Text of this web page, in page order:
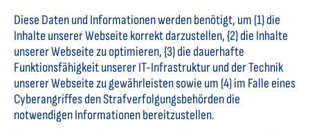
Diese Daten und Informationen werden benötigt, um (1) die
Inhalte unserer Webseite korrekt darzustellen, {2) die Inhalte
unserer Webseite zu optimieren, {3) die dauerhafte
Funktionsfähigkeit unserer IT-Infrastruktur und der Technik
unserer Webseite zu gewährleisten sowie um (4) im Falle eines
Cyberangriffes den Strafverfolgungsbehörden die
notwendigen Informationen bereitzustellen.